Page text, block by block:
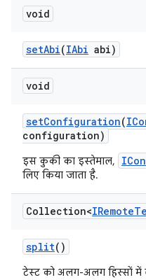
void
setAbi(IAbi abi)
void
setConfiguration(
configuration)
इस कुकी का इस्तेमाल,
लिए किया जाता है.
Collection<IRemote
split()
टेस्ट को अलग-अलग हिस्सों में